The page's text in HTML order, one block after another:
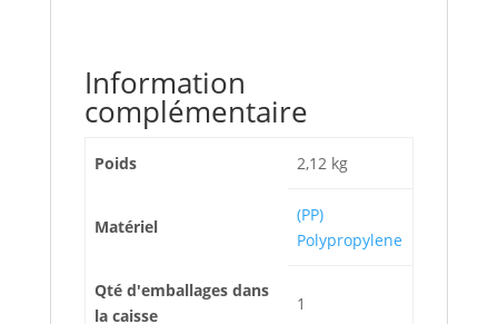
Information
complémentaire
Poids 2,12 kg
Matériel
(PP)
Polypropylene
Qté d'emballages dans
la caisse
1